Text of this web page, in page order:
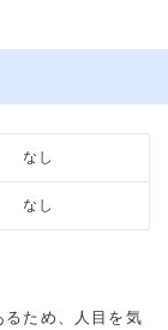
なし
なし
るため、人目を気